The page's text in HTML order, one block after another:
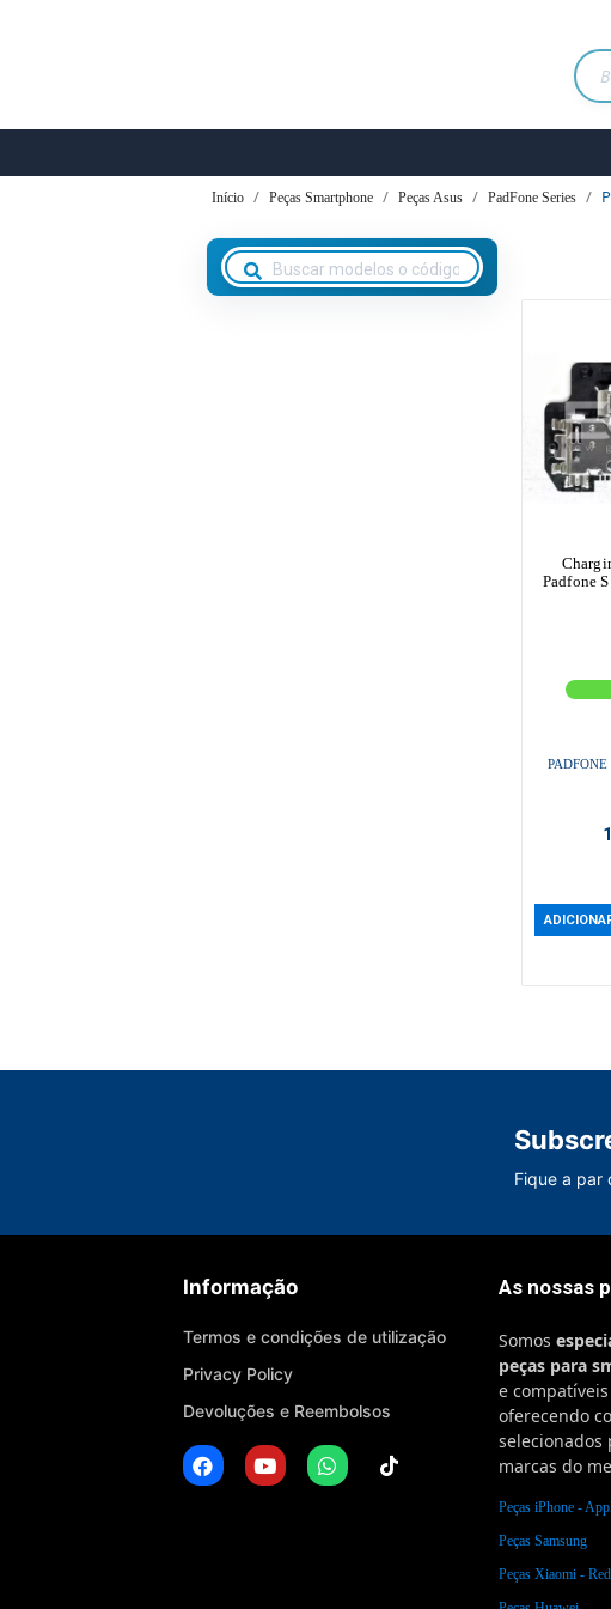
Início Peças Smartphone Peças Asus PadFone Series
Padfone
Fique a par
Informação
Termos e condições de utilização
Privacy Policy
Devoluções e Reembolsos
As nossas
Somos
peças para
e
oferecendo
selecionados
marcas do
Peças iPhone -
Peças Samsung
Peças Xiaomi -